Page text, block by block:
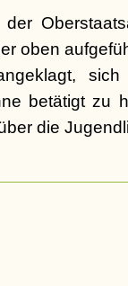
oben
betätigt zu
die